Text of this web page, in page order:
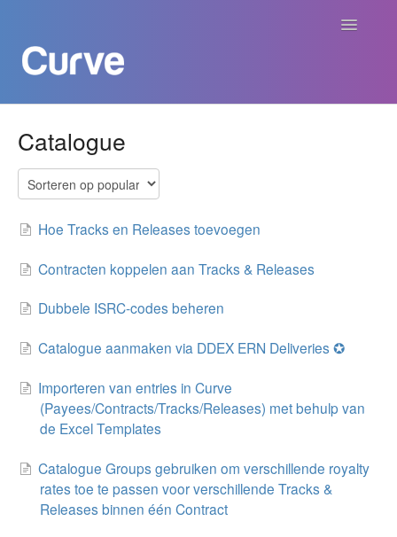
Navigatie
Curve voor Creators
Curve voor Publishers
Betalingen
Contact
Catalogue
Hoe Tracks en Releases toevoegen
Contracten koppelen aan Tracks & Releases
Dubbele ISRC-codes beheren
Catalogue aanmaken via DDEX ERN Deliveries ✪
Importeren van entries in Curve
(Payees/Contracts/Tracks/Releases) met behulp van
de Excel Templates
Catalogue Groups gebruiken om verschillende royalty
rates toe te passen voor verschillende Tracks &
Releases binnen één Contract